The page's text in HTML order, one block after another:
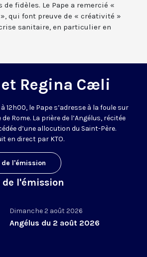
fidèles. Le Pape a remercié «
qui font preuve de « créativité »
sanitaire, en particulier en
Regina Cæli
12h00, le Pape s’adresse à la foule sur
Rome. La prière de l’Angélus, récitée
d’une allocution du Saint-Père.
en direct par KTO.
l'émission
l'émission
Dimanche 2 août 2026
Angélus du 2 août 2026